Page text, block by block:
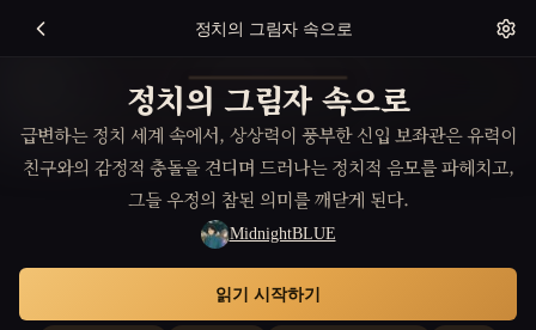
정치의 그림자 속으로
정치의 그림자 속으로
급변하는 정치 세계 속에서, 상상력이 풍부한 신입 보좌관은 유력이
친구와의 감정적 충돌을 견디며 드러나는 정치적 음모를 파헤치고,
그들 우정의 참된 의미를 깨닫게 된다.
MidnightBLUE
읽기 시작하기